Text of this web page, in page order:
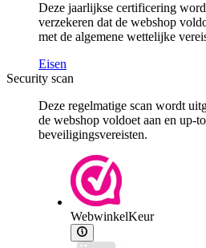
Deze jaarlijkse certificering
verzekeren dat de webshop
met de algemene wettelijke
Eisen
Security scan
Deze regelmatige scan wordt
de webshop voldoet aan en up-
beveiligingsvereisten.
WebwinkelKeur